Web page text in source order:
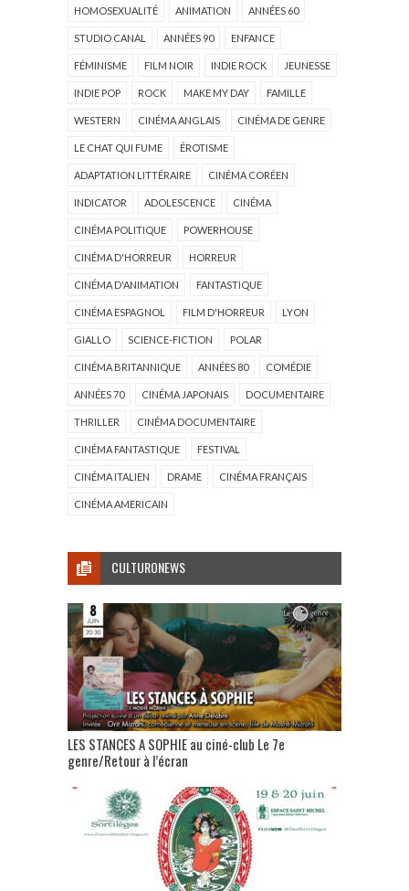
HOMOSEXUALITÉ ANIMATION ANNÉES 60
STUDIO CANAL ANNÉES 90 ENFANCE
FÉMINISME FILM NOIR INDIE ROCK JEUNESSE
INDIE POP ROCK MAKE MY DAY FAMILLE
WESTERN CINÉMA ANGLAIS CINÉMA DE GENRE
LE CHAT QUI FUME ÉROTISME
ADAPTATION LITTÉRAIRE CINÉMA CORÉEN
INDICATOR ADOLESCENCE CINÉMA
CINÉMA POLITIQUE POWERHOUSE
CINÉMA D'HORREUR HORREUR
CINÉMA D'ANIMATION FANTASTIQUE
CINÉMA ESPAGNOL FILM D'HORREUR LYON
GIALLO SCIENCE-FICTION POLAR
CINÉMA BRITANNIQUE ANNÉES 80 COMÉDIE
ANNÉES 70 CINÉMA JAPONAIS DOCUMENTAIRE
THRILLER CINÉMA DOCUMENTAIRE
CINÉMA FANTASTIQUE FESTIVAL
CINÉMA ITALIEN DRAME CINÉMA FRANÇAIS
CINÉMA AMERICAIN
CULTURONEWS
LES STANCES A SOPHIE au ciné-club Le 7e
genre/Retour à l’écran